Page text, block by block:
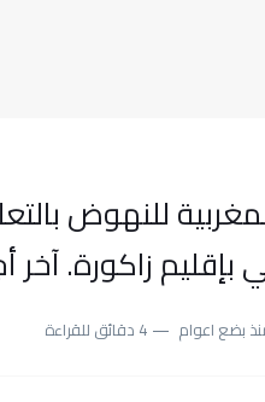
زاكورة. آخر أجل هو 18
بضع اعوام 4 دقائق للقراءة